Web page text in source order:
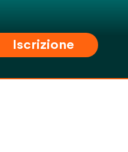
Iscrizione